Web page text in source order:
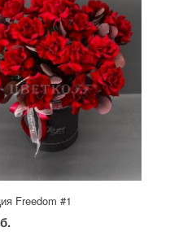
Freedom #1